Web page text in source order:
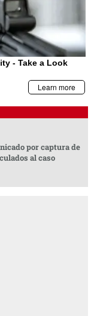
por captura de
al caso